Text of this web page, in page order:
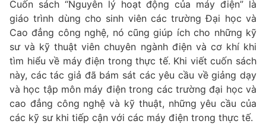
Cuốn sách “Nguyên lý hoạt động của máy điện” là
giáo trình dùng cho sinh viên các trường Đại học và
Cao đẳng công nghệ, nó cũng giúp ích cho những kỹ
sư và kỹ thuật viên chuyên ngành điện và cơ khí khi
tìm hiểu về máy điện trong thực tế. Khi viết cuốn sách
này, các tác giả đã bám sát các yêu cầu về giảng dạy
và học tập môn máy điện trong các trường đại học và
cao đẳng công nghệ và kỹ thuật, những yêu cầu của
các kỹ sư khi tiếp cận với các máy điện trong thực tế.